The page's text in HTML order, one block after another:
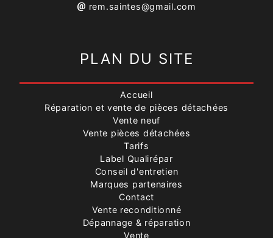
rem.saintes@gmail.com
PLAN DU SITE
Accueil
Réparation et vente de pièces détachées
Vente neuf
Vente pièces détachées
Tarifs
Label Qualirépar
Conseil d'entretien
Marques partenaires
Contact
Vente reconditionné
Dépannage & réparation
Vente